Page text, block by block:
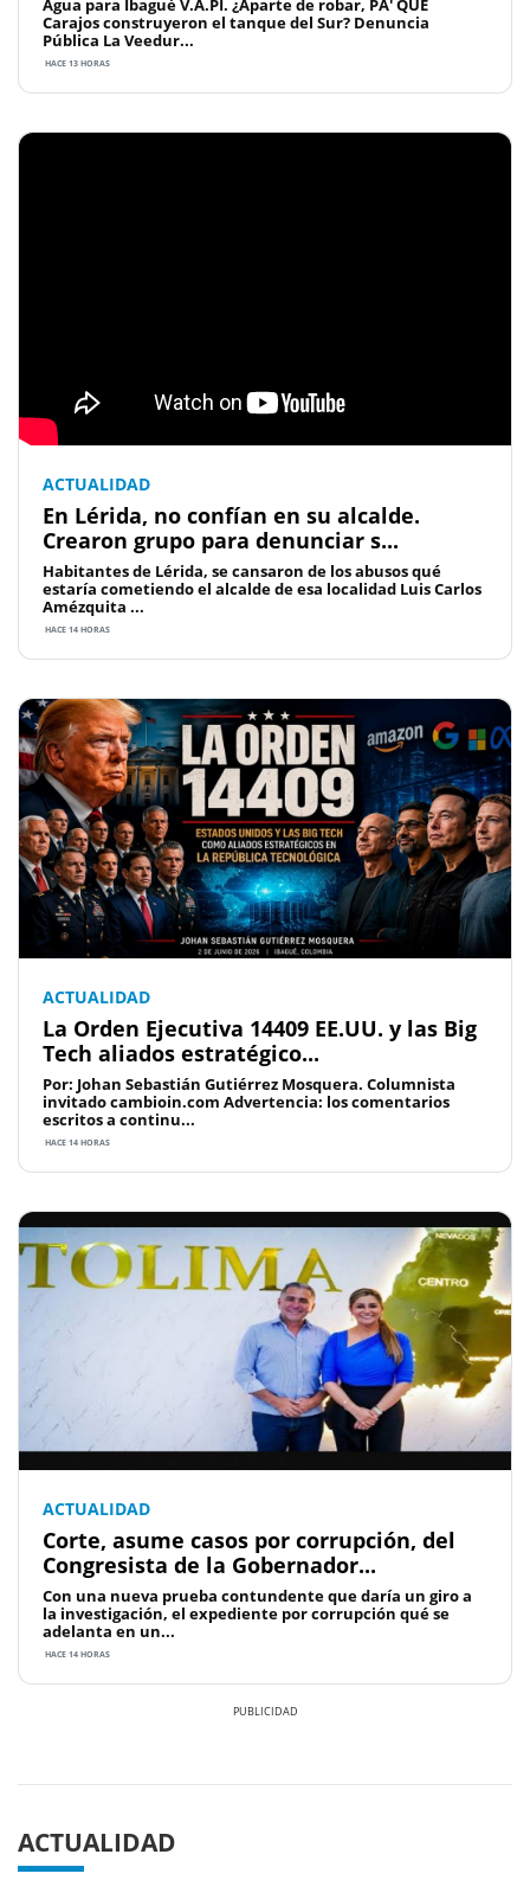
Agua para Ibagué V.A.PI. ¿Aparte de robar, PA' QUÉ
Carajos construyeron el tanque del Sur? Denuncia
Pública La Veedur...
HACE 13 HORAS
ACTUALIDAD
En Lérida, no confían en su alcalde.
Crearon grupo para denunciar s...
Habitantes de Lérida, se cansaron de los abusos qué
estaría cometiendo el alcalde de esa localidad Luis Carlos
Amézquita ...
HACE 14 HORAS
ACTUALIDAD
La Orden Ejecutiva 14409 EE.UU. y las Big
Tech aliados estratégico...
Por: Johan Sebastián Gutiérrez Mosquera. Columnista
invitado cambioin.com Advertencia: los comentarios
escritos a continu...
HACE 14 HORAS
ACTUALIDAD
Corte, asume casos por corrupción, del
Congresista de la Gobernador...
Con una nueva prueba contundente que daría un giro a
la investigación, el expediente por corrupción qué se
adelanta en un...
HACE 14 HORAS
ACTUALIDAD